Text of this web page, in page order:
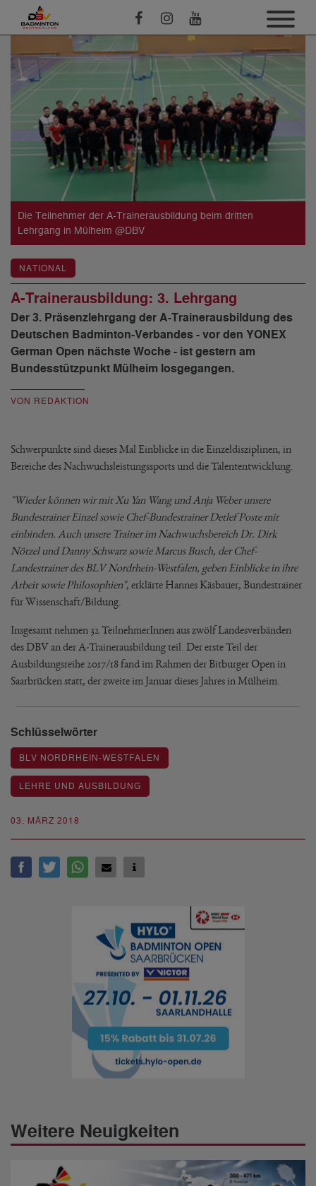
Die Teilnehmer der A-Trainerausbildung beim dritten
Lehrgang in Mülheim @DBV
03. MÄRZ 2018
NATIONAL
A-Trainerausbildung: 3. Lehrgang
Der 3. Präsenzlehrgang der A-Trainerausbildung des
Deutschen Badminton-Verbandes - vor den YONEX
German Open nächste Woche - ist gestern am
Bundesstützpunkt Mülheim losgegangen.
VON REDAKTION
Schwerpunkte sind dieses Mal Einblicke in die Einzeldisziplinen, in
Bereiche des Nachwuchsleistungssports und die Talententwicklung.
"Wieder können wir mit Xu Yan Wang und Anja Weber unsere
Bundestrainer Einzel sowie Chef-Bundestrainer Detlef Poste mit
einbinden. Auch unsere Trainer im Nachwuchsbereich Dr. Dirk
Nötzel und Danny Schwarz sowie Marcus Busch, der Chef-
Landestrainer des BLV Nordrhein-Westfalen, geben Einblicke in ihre
Arbeit sowie Philosophien", erklärte Hannes Käsbauer, Bundestrainer
für Wissenschaft/Bildung.
Insgesamt nehmen 32 TeilnehmerInnen aus zwölf Landesverbänden
des DBV an der A-Trainerausbildung teil. Der erste Teil der
Ausbildungsreihe 2017/18 fand im Rahmen der Bitburger Open in
Saarbrücken statt, der zweite im Januar dieses Jahres in Mülheim.
Schlüsselwörter
BLV NORDRHEIN-WESTFALEN
LEHRE UND AUSBILDUNG
Weitere Neuigkeiten